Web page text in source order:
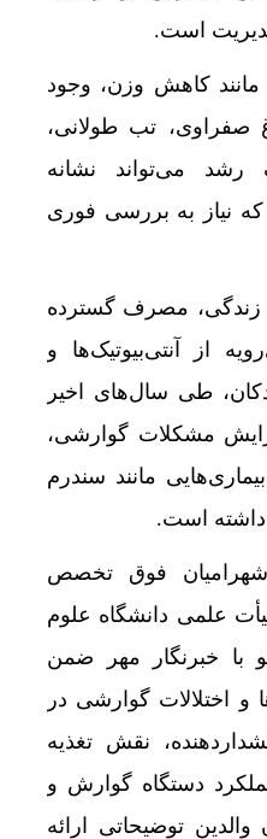
است.
مانند کاهش وزن، وجود
صفراوی، تب طولانی،
می‌تواند نشانه
نیاز به بررسی فوری
زندگی، مصرف گسترده
از آنتی‌بیوتیک‌ها و
طی سال‌های اخیر
مشکلات گوارشی،
مانند سندرم
داشته است.
شهرامیان فوق تخصص
علمی دانشگاه علوم
با خبرنگار مهر ضمن
و اختلالات گوارشی در
نقش تغذیه
دستگاه گوارش و
والدین توضیحاتی ارائه